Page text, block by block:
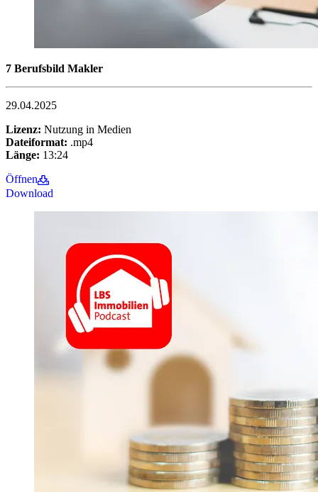
7 Berufsbild Makler
29.04.2025
Lizenz: Nutzung in Medien
Dateiformat: .mp4
Länge: 13:24
Öffnen
Download